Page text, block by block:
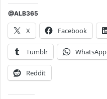
@ALB365
X Facebook
Tumblr WhatsApp
Reddit